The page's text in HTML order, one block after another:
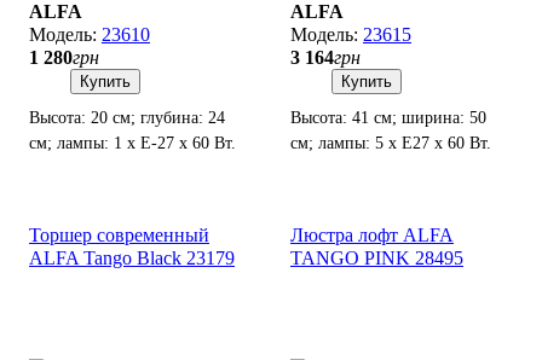
ALFA
23610
1 280грн
Купить
Высота: 20 см; глубина: 24
см; лампы: 1 х Е-27 х 60 Вт.
ALFA
23615
3 164грн
Купить
Высота: 41 см; ширина: 50
см; лампы: 5 х Е27 х 60 Вт.
Торшер современный
ALFA Tango Black 23179
Люстра лофт ALFA
TANGO PINK 28495